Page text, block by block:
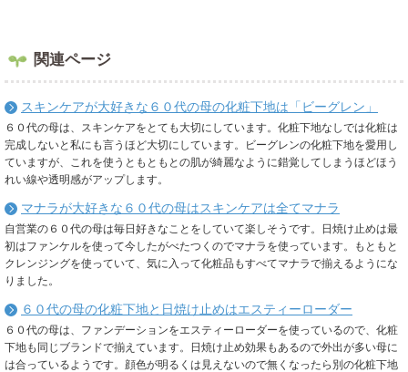
関連ページ
スキンケアが大好きな６０代の母の化粧下地は「ビーグレン」
６０代の母は、スキンケアをとても大切にしています。化粧下地なしでは化粧は
完成しないと私にも言うほど大切にしています。ビーグレンの化粧下地を愛用し
ていますが、これを使うともともとの肌が綺麗なように錯覚してしまうほどほう
れい線や透明感がアップします。
マナラが大好きな６０代の母はスキンケアは全てマナラ
自営業の６０代の母は毎日好きなことをしていて楽しそうです。日焼け止めは最
初はファンケルを使って今したがべたつくのでマナラを使っています。もともと
クレンジングを使っていて、気に入って化粧品もすべてマナラで揃えるようにな
りました。
６０代の母の化粧下地と日焼け止めはエスティーローダー
６０代の母は、ファンデーションをエスティーローダーを使っているので、化粧
下地も同じブランドで揃えています。日焼け止め効果もあるので外出が多い母に
は合っているようです。顔色が明るくは見えないので無くなったら別の化粧下地